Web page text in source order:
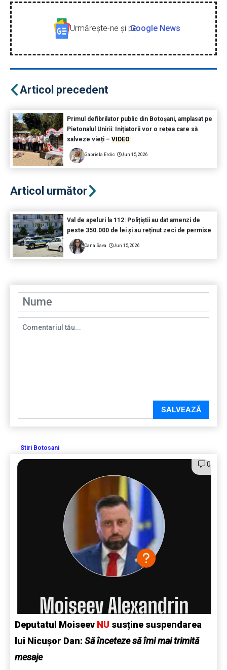
Urmăreşte-ne şi peGoogle News
Articol precedent
Primul defibrilator public din Botoșani, amplasat pe
Pietonalul Unirii: Inițiatorii vor o rețea care să
salveze vieți – VIDEO
Gabriela Erdic Jun 15, 2026
Articol următor
Val de apeluri la 112: Polițiștii au dat amenzi de
peste 350.000 de lei și au reținut zeci de permise
Oana Sava Jun 15, 2026
SALVEAZĂ
Stiri Botosani
0
Deputatul Moiseev NU susține suspendarea
lui Nicușor Dan: Să înceteze să îmi mai trimită
mesaje